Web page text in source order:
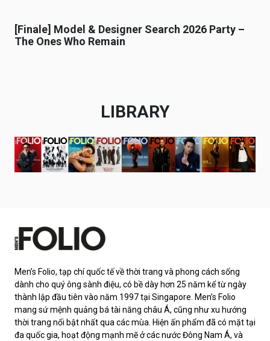
[Finale] Model & Designer Search 2026 Party –
The Ones Who Remain
LIBRARY
Men’s Folio, tạp chí quốc tế về thời trang và phong cách sống
dành cho quý ông sành điệu, có bề dày hơn 25 năm kể từ ngày
thành lập đầu tiên vào năm 1997 tại Singapore. Men’s Folio
mang sứ mệnh quảng bá tài năng châu Á, cũng như xu hướng
thời trang nổi bật nhất qua các mùa. Hiện ấn phẩm đã có mặt tại
đa quốc gia, hoạt động mạnh mẽ ở các nước Đông Nam Á, và